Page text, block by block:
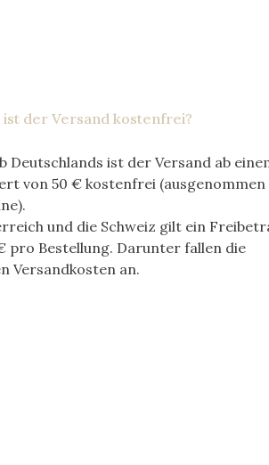
ist der Versand kostenfrei?
Deutschlands ist der Versand ab
von 50 € kostenfrei (ausgenommen
und die Schweiz gilt ein
pro Bestellung. Darunter fallen die
Versandkosten an.